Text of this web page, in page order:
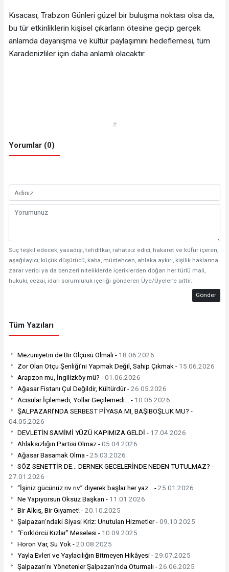
Kısacası, Trabzon Günleri güzel bir buluşma noktası olsa da,
bu tür etkinliklerin kişisel çıkarların ötesine geçip gerçek
anlamda dayanışma ve kültür paylaşımını hedeflemesi, tüm
Karadenizliler için daha anlamlı olacaktır.
#
Yorumlar (0)
Suç teşkil edecek, yasadışı, tehditkar, rahatsız edici, hakaret ve küfür içeren,
aşağılayıcı, küçük düşürücü, kaba, müstehcen, ahlaka aykırı, kişilik haklarına
zarar verici ya da benzeri niteliklerde içeriklerden doğan her türlü mali,
hukuki, cezai, idari sorumluluk içeriği gönderen Üye/Üyeler’e aittir.
Gönder
Tüm Yazıları
Mezuniyetin de Bir Ölçüsü Olmalı - 18.06.2026
Zor Olan Otçu Şenliği’ni Yapmak Değil, Sahip Çıkmak - 15.06.2026
Arapzon mu, İngilizköy mü? -01.06.2026
Ağasar Fistanı Çul Değildir, Kültürdür -26.05.2026
Acısular İçilemedi, Yollar Geçilemedi… - 10.05.2026
ŞALPAZARI’NDA SERBEST PİYASA MI, BAŞIBOŞLUK MU? -
04.05.2026
DEVLETİN SAMİMİ YÜZÜ KAPIMIZA GELDİ - 17.04.2026
Ahlaksızlığın Partisi Olmaz -05.04.2026
Ağasar Basamak Olma -25.03.2026
SÖZ SENETTİR DE… DERNEK GECELERİNDE NEDEN TUTULMAZ? -
27.01.2026
“İşiniz gücünüz rıv rıv” diyerek başlar her yaz… -25.01.2026
Ne Yapıyorsun Öksüz Başkan - 11.01.2026
Bir Alkış, Bir Gıyamet! -20.10.2025
Şalpazarı’ndaki Siyasi Kriz: Unutulan Hizmetler -09.10.2025
“Forklörcü Kızlar” Meselesi - 10.09.2025
Horon Var, Su Yok -20.08.2025
Yayla Evleri ve Yaylacılığın Bitmeyen Hikâyesi -29.07.2025
Şalpazarı’nı Yönetenler Şalpazarı’nda Oturmalı -26.06.2025